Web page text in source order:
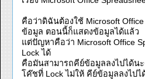
คือว่าดิฉันต้องใช้ Microsoft
ข้อมูล ตอนนี้ก็แสดงข้อมูลได้แล้ว
แต่ปัญหาคือว่า Microsoft Office
Lock ได้
คือมันสามารถคีย์ข้อมูลลงไปได้น
โค๊ชที่ Lock ไม่ให้ คีย์ข้อมูลลงไปไ